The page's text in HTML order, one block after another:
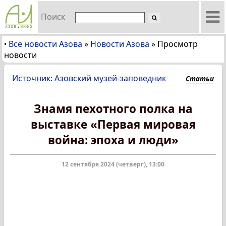
Поиск
• Все новости Азова » Новости Азова » Просмотр
новости
Источник: Азовский музей-заповедник Статьи
Знамя пехотного полка на
выставке «Первая мировая
война: эпоха и люди»
12 сентября 2024 (четверг), 13:00